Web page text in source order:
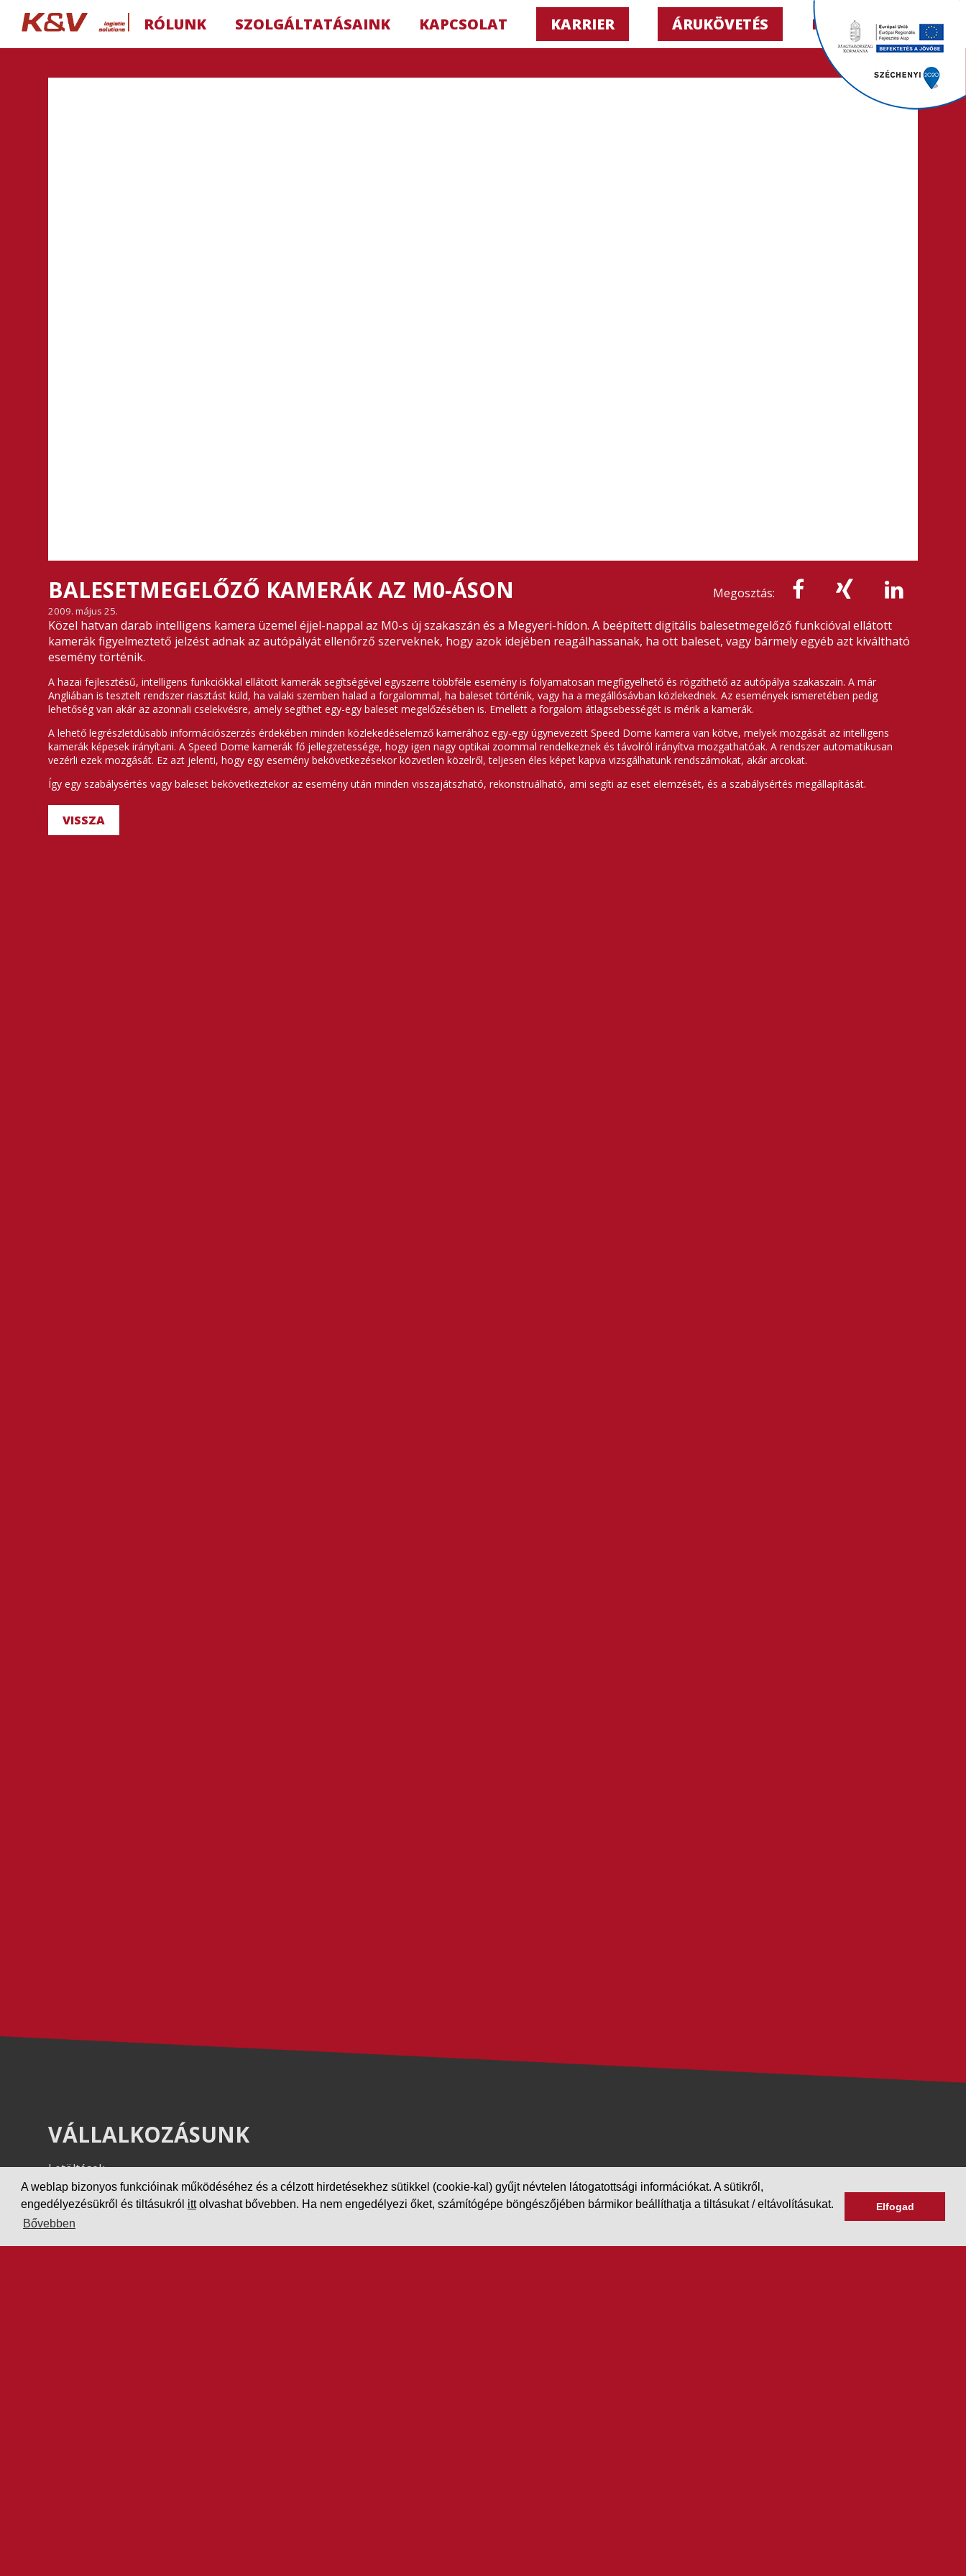
A weblap bizonyos funkcióinak működéséhez és a célzott hirdetésekhez sütikkel (cookie-kal) gyűjt névtelen látogatottsági információkat. A sütikről,
engedélyezésükről és tiltásukról ittolvashat bővebben. Ha nem engedélyezi őket, számítógépe böngészőjében bármikor beállíthatja a tiltásukat / eltávolításukat.
Bővebben
Elfogad
RÓLUNK SZOLGÁLTATÁSAINK KAPCSOLAT KARRIER ÁRUKÖVETÉS HU ▼
Megosztás:
BALESETMEGELŐZŐ KAMERÁK AZ M0-ÁSON
2009. május 25.
Közel hatvan darab intelligens kamera üzemel éjjel-nappal az M0-s új szakaszán és a Megyeri-hídon. A beépített digitális balesetmegelőző funkcióval ellátott
kamerák figyelmeztető jelzést adnak az autópályát ellenőrző szerveknek, hogy azok idejében reagálhassanak, ha ott baleset, vagy bármely egyéb azt kiváltható
esemény történik.
A hazai fejlesztésű, intelligens funkciókkal ellátott kamerák segítségével egyszerre többféle esemény is folyamatosan megfigyelhető és rögzíthető az autópálya szakaszain. A már
Angliában is tesztelt rendszer riasztást küld, ha valaki szemben halad a forgalommal, ha baleset történik, vagy ha a megállósávban közlekednek. Az események ismeretében pedig
lehetőség van akár az azonnali cselekvésre, amely segíthet egy-egy baleset megelőzésében is. Emellett a forgalom átlagsebességét is mérik a kamerák.
A lehető legrészletdúsabb információszerzés érdekében minden közlekedéselemző kamerához egy-egy úgynevezett Speed Dome kamera van kötve, melyek mozgását az intelligens
kamerák képesek irányítani. A Speed Dome kamerák fő jellegzetessége, hogy igen nagy optikai zoommal rendelkeznek és távolról irányítva mozgathatóak. A rendszer automatikusan
vezérli ezek mozgását. Ez azt jelenti, hogy egy esemény bekövetkezésekor közvetlen közelről, teljesen éles képet kapva vizsgálhatunk rendszámokat, akár arcokat.
Így egy szabálysértés vagy baleset bekövetkeztekor az esemény után minden visszajátszható, rekonstruálható, ami segíti az eset elemzését, és a szabálysértés megállapítását.
VISSZA
VÁLLALKOZÁSUNK
Letöltések
Adatvédelem
Impresszum
PARTNEREINK